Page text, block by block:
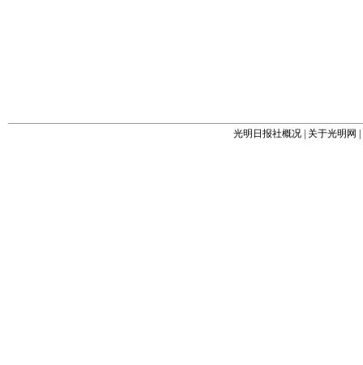
光明日报社概况 关于光明网